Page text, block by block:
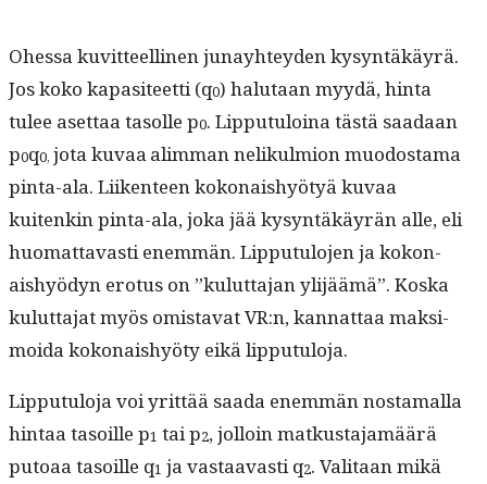
Ohes­sa kuvit­teelli­nen junay­htey­den kysyn­täkäyrä.
Jos koko kap­a­siteet­ti (q0) halu­taan myy­dä, hin­ta
tulee aset­taa tasolle p0. Lip­putu­loina tästä saadaan
p0q0, jota kuvaa alim­man nelikul­mion muo­dosta­ma
pin­ta-ala. Liiken­teen kokon­aishyö­tyä kuvaa
kuitenkin pin­ta-ala, joka jää kysyn­täkäyrän alle, eli
huo­mat­tavasti enem­män. Lip­putu­lo­jen ja kokon­
aishyö­dyn ero­tus on ”kulut­ta­jan yli­jäämä”. Kos­ka
kulut­ta­jat myös omis­ta­vat VR:n, kan­nat­taa mak­si­
moi­da kokon­aishyö­ty eikä lipputuloja.
Lip­putu­lo­ja voi yrit­tää saa­da enem­män nos­ta­mal­la
hin­taa tasoille p1 tai p2, jol­loin matkus­ta­jamäärä
putoaa tasoille q1 ja vas­taavasti q2. Val­i­taan mikä